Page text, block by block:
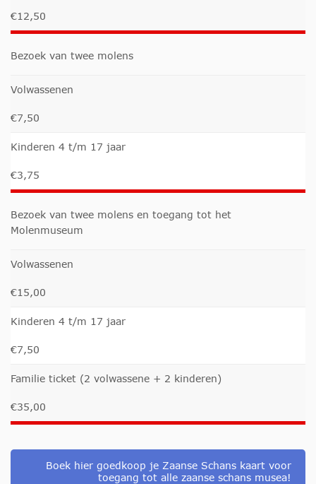
€12,50
Bezoek van twee molens
Volwassenen
€7,50
Kinderen 4 t/m 17 jaar
€3,75
Bezoek van twee molens en toegang tot het
Molenmuseum
Volwassenen
€15,00
Kinderen 4 t/m 17 jaar
€7,50
Familie ticket (2 volwassene + 2 kinderen)
€35,00
Boek hier goedkoop je Zaanse Schans kaart voor
toegang tot alle zaanse schans musea!